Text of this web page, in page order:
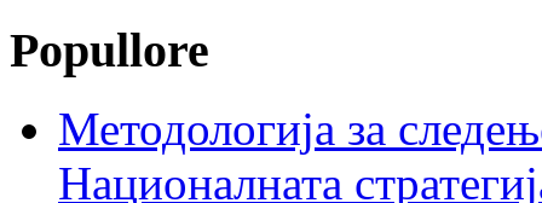
Popullore
Методологија за
Националната